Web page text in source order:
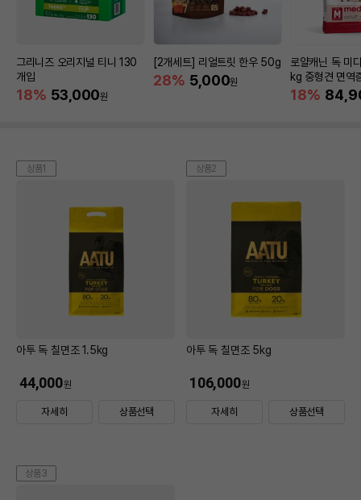
그리니즈 오리지널 티니 130
개입
18% 53,000원
[2개세트] 리얼트릿 한우 50g
28% 5,000원
로얄캐닌 독 미
kg 중형견 면역
18%
상품1
아투 독 칠면조 1.5kg
44,000원
자세히 상품선택
상품2
아투 독 칠면조 5kg
106,000원
자세히 상품선택
상품3